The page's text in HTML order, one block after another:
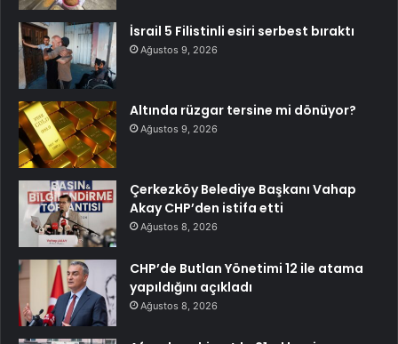
İsrail 5 Filistinli esiri serbest bıraktı
Ağustos 9, 2026
Altında rüzgar tersine mi dönüyor?
Ağustos 9, 2026
Çerkezköy Belediye Başkanı Vahap
Akay CHP’den istifa etti
Ağustos 8, 2026
CHP’de Butlan Yönetimi 12 ile atama
yapıldığını açıkladı
Ağustos 8, 2026